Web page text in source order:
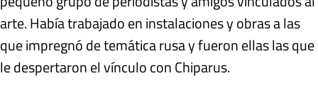
arte. Había trabajado en instalaciones y obras a las
que impregnó de temática rusa y fueron ellas las que
le despertaron el vínculo con Chiparus.